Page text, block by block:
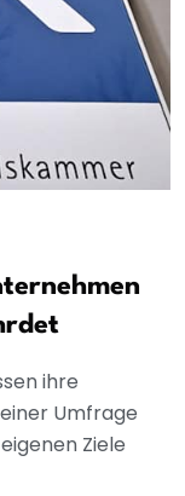
ihre
Umfrage
Ziele